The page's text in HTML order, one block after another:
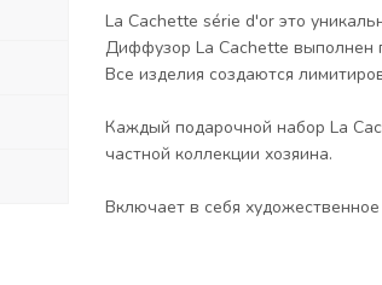
La Cachette série d'or это
Диффузор La Cachette выполнен
Все изделия создаются
Каждый подарочной набор La
частной коллекции хозяина.
Включает в себя